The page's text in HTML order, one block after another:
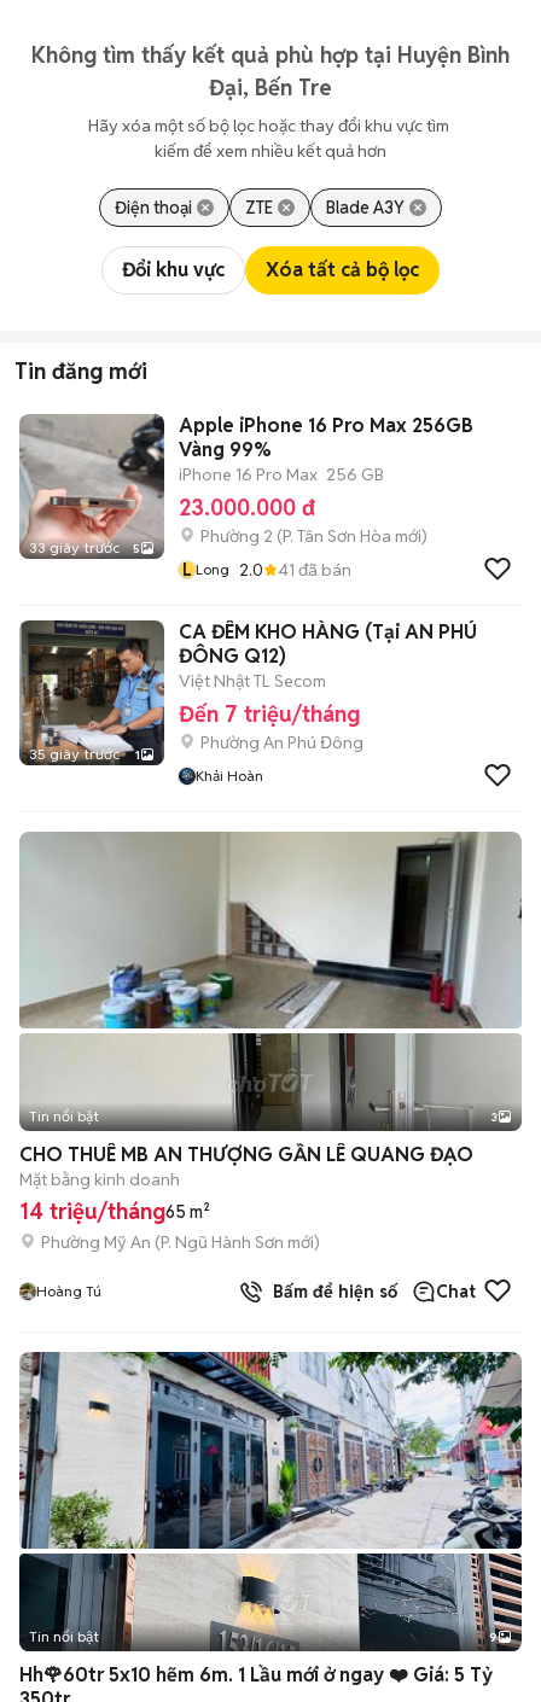
Không tìm thấy kết quả phù hợp tại Huyện Bình
Đại, Bến Tre
Hãy xóa một số bộ lọc hoặc thay đổi khu vực tìm
kiếm để xem nhiều kết quả hơn
Điện thoại ZTE Blade A3Y
Đổi khu vực Xóa tất cả bộ lọc
Tin đăng mới
33 giây trước 5
Apple iPhone 16 Pro Max 256GB
Vàng 99%
iPhone 16 Pro Max 256 GB
23.000.000 đ
Phường 2 (P. Tân Sơn Hòa mới)
L Long 2.0 41 đã bán
35 giây trước 1
CA ĐÊM KHO HÀNG (Tại AN PHÚ
ĐÔNG Q12)
Việt Nhật TL Secom
Đến 7 triệu/tháng
Phường An Phú Đông
Khải Hoàn
Tin nổi bật 3
CHO THUÊ MB AN THƯỢNG GẦN LÊ QUANG ĐẠO
Mặt bằng kinh doanh
14 triệu/tháng65 m²
Phường Mỹ An (P. Ngũ Hành Sơn mới)
Hoàng Tú Bấm để hiện số Chat
+2
Tin nổi bật 9
Hh🌹60tr 5x10 hẽm 6m. 1 Lầu mới ở ngay ❤️ Giá: 5 Tỷ